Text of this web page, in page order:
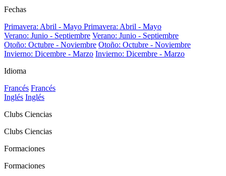
Fechas
Primavera: Abril - Mayo Primavera: Abril - Mayo
Verano: Junio - Septiembre Verano: Junio - Septiembre
Otoño: Octubre - Noviembre Otoño: Octubre - Noviembre
Invierno: Dicembre - Marzo Invierno: Dicembre - Marzo
Idioma
Francés Francés
Inglés Inglés
Clubs Ciencias
Clubs Ciencias
Formaciones
Formaciones